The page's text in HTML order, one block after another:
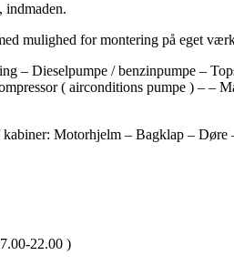
indmaden.
mulighed for montering på eget
– Dieselpumpe / benzinpumpe –
( airconditions pumpe ) – –
Motorhjelm – Bagklap –
22.00 )